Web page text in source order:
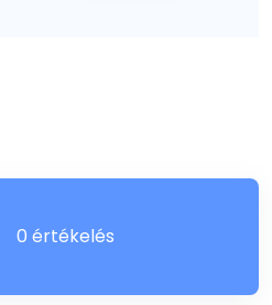
0 értékelés